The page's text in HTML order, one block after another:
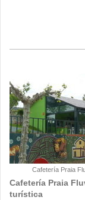
Cafetería Praia
Cafetería Praia
turística